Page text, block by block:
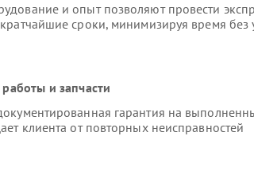
и опыт позволяют провести
сроки, минимизируя время без
работы и запчасти
гарантия на
клиента от повторных неисправностей